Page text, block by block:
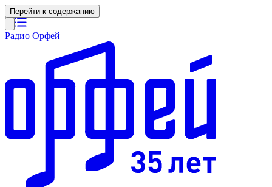
Перейти к содержанию
Радио Орфей